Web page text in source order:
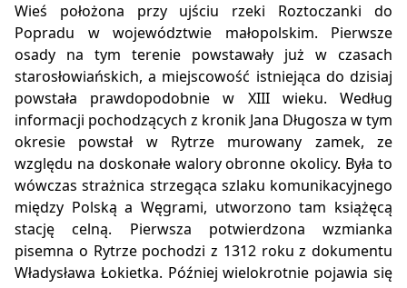
Wieś położona przy ujściu rzeki Roztoczanki do
Popradu w województwie małopolskim. Pierwsze
osady na tym terenie powstawały już w czasach
starosłowiańskich, a miejscowość istniejąca do dzisiaj
powstała prawdopodobnie w XIII wieku. Według
informacji pochodzących z kronik Jana Długosza w tym
okresie powstał w Rytrze murowany zamek, ze
względu na doskonałe walory obronne okolicy. Była to
wówczas strażnica strzegąca szlaku komunikacyjnego
między Polską a Węgrami, utworzono tam książęcą
stację celną. Pierwsza potwierdzona wzmianka
pisemna o Rytrze pochodzi z 1312 roku z dokumentu
Władysława Łokietka. Później wielokrotnie pojawia się